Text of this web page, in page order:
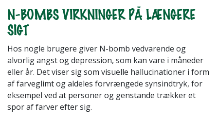
N-BOMBS VIRKNINGER PÅ LÆNGERE
SIGT
Hos nogle brugere giver N-bomb vedvarende og
alvorlig angst og depression, som kan vare i måneder
eller år. Det viser sig som visuelle hallucinationer i form
af farveglimt og aldeles forvrængede synsindtryk, for
eksempel ved at personer og genstande trækker et
spor af farver efter sig.